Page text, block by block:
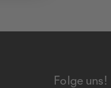
Folge uns!